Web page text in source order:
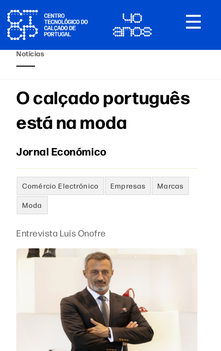
Toggle
Notícias
O calçado português
está na moda
Jornal Económico
Comércio Electrónico Empresas Marcas
Moda
Entrevista Luís Onofre